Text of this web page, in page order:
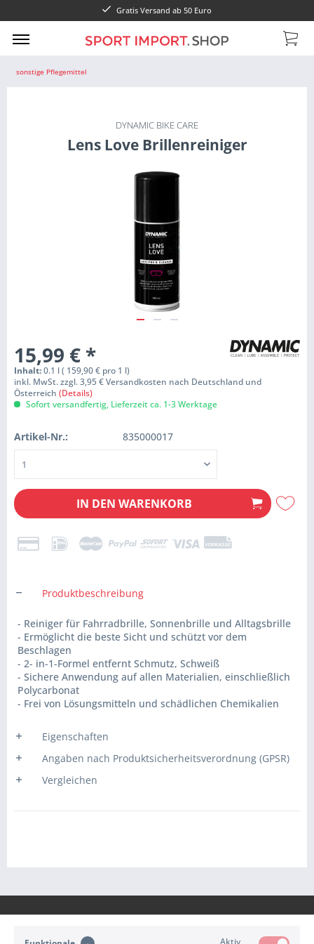
Gratis Versand ab 50 Euro
sonstige Pflegemittel
DYNAMIC BIKE CARE
Lens Love Brillenreiniger
15,99 € *
Inhalt:0.1 l ( 159,90 € pro 1 l)
inkl. MwSt. zzgl. 3,95 € Versandkosten nach Deutschland und
Österreich (Details)
Sofort versandfertig, Lieferzeit ca. 1-3 Werktage
Artikel-Nr.: 835000017
IN DEN WARENKORB
Produktbeschreibung
- Reiniger für Fahrradbrille, Sonnenbrille und Alltagsbrille
- Ermöglicht die beste Sicht und schützt vor dem
Beschlagen
- 2- in-1-Formel entfernt Schmutz, Schweiß
- Sichere Anwendung auf allen Materialien, einschließlich
Polycarbonat
- Frei von Lösungsmitteln und schädlichen Chemikalien
Eigenschaften
Angaben nach Produktsicherheitsverordnung (GPSR)
Vergleichen
Aktiv